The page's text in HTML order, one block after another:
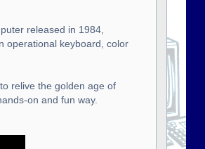
released in 1984,
operational keyboard, color
relive the golden age of
on and fun way.